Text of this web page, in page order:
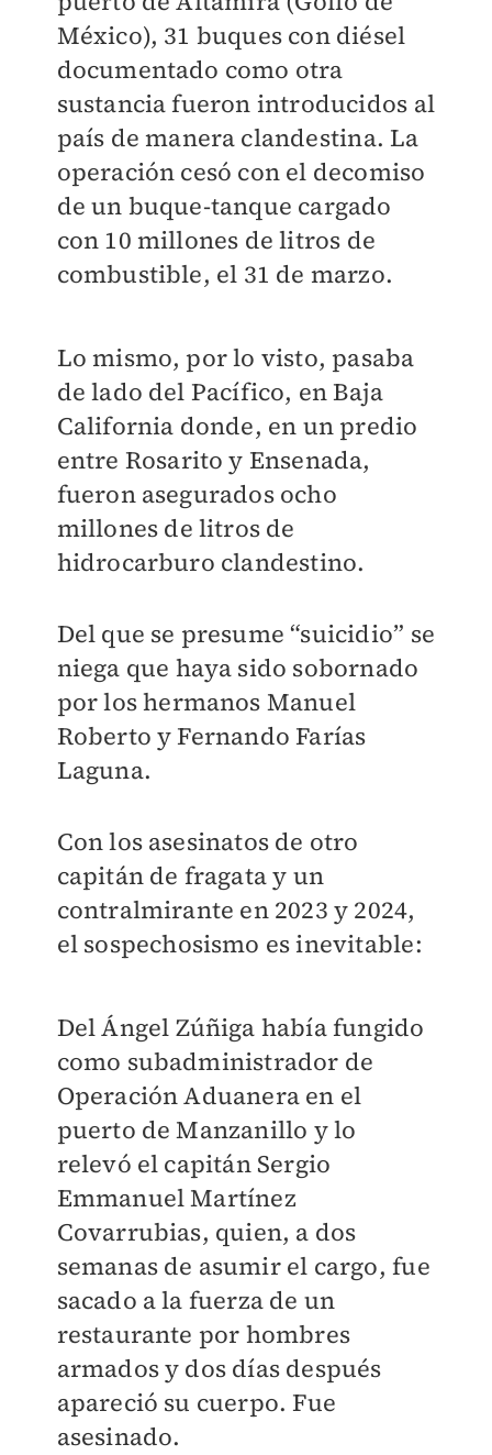
México), 31 buques con diésel
documentado como otra
sustancia fueron introducidos al
país de manera clandestina. La
operación cesó con el decomiso
de un buque-tanque cargado
con 10 millones de litros de
combustible, el 31 de marzo.
Lo mismo, por lo visto, pasaba
de lado del Pacífico, en Baja
California donde, en un predio
entre Rosarito y Ensenada,
fueron asegurados ocho
millones de litros de
hidrocarburo clandestino.
Del que se presume “suicidio” se
niega que haya sido sobornado
por los hermanos Manuel
Roberto y Fernando Farías
Laguna.
Con los asesinatos de otro
capitán de fragata y un
contralmirante en 2023 y 2024,
el sospechosismo es inevitable:
Del Ángel Zúñiga había fungido
como subadministrador de
Operación Aduanera en el
puerto de Manzanillo y lo
relevó el capitán Sergio
Emmanuel Martínez
Covarrubias, quien, a dos
semanas de asumir el cargo, fue
sacado a la fuerza de un
restaurante por hombres
armados y dos días después
apareció su cuerpo. Fue
asesinado.